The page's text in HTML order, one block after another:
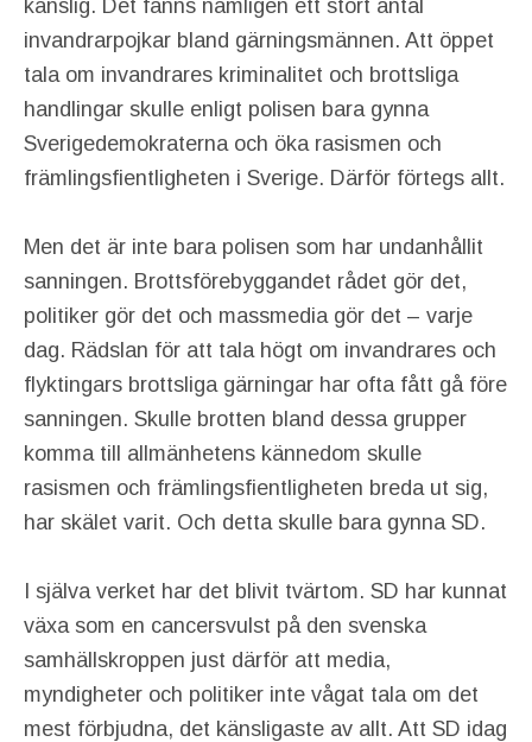
känslig. Det fanns nämligen ett stort antal
invandrarpojkar bland gärningsmännen. Att öppet
tala om invandrares kriminalitet och brottsliga
handlingar skulle enligt polisen bara gynna
Sverigedemokraterna och öka rasismen och
främlingsfientligheten i Sverige. Därför förtegs allt.
Men det är inte bara polisen som har undanhållit
sanningen. Brottsförebyggandet rådet gör det,
politiker gör det och massmedia gör det – varje
dag. Rädslan för att tala högt om invandrares och
flyktingars brottsliga gärningar har ofta fått gå före
sanningen. Skulle brotten bland dessa grupper
komma till allmänhetens kännedom skulle
rasismen och främlingsfientligheten breda ut sig,
har skälet varit. Och detta skulle bara gynna SD.
I själva verket har det blivit tvärtom. SD har kunnat
växa som en cancersvulst på den svenska
samhällskroppen just därför att media,
myndigheter och politiker inte vågat tala om det
mest förbjudna, det känsligaste av allt. Att SD idag